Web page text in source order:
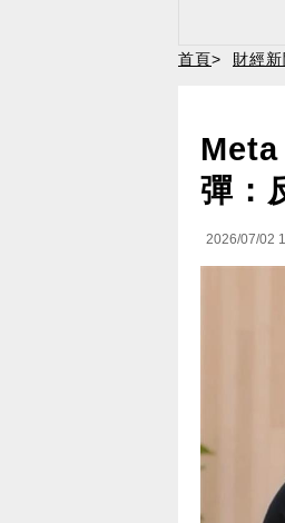
首頁> 財經新
彈：
2026/07/02